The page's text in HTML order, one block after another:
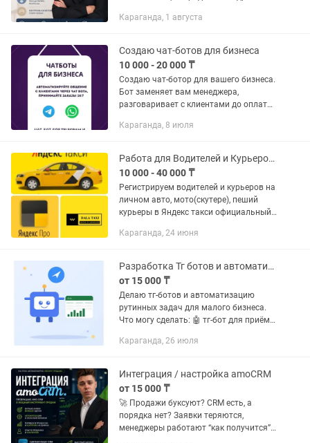
amoCRM от 120 тысяч настройка CRM с
Караганда, 1 августа
Создаю чат-ботов для бизнеса
10 000 - 20 000 ₸
Создаю чат-ботоp для вашего бизнеса.
Бот заменяет вам менеджера,
разговаривает с клиентами до оплаты
эффективнее работника и не требует
Караганда, 8 июля
Работа для Водителей и Курьеров на Яндекс Про
10 000 - 40 000 ₸
Регистрируем водителей и курьеров на
личном авто, мото(скутере), пеший
курьеры в Яндекс такси официальный
регистрация по за 5 минут.
водительские...
Караганда, 24 июня
Разработка Тг ботов и автоматизация для бизнеса
от 15 000 ₸
Делаю тг-ботов и автоматизацию
рутинных задач для малого бизнеса.
Что могу сделать: 🤖 тг-бот для приёма
услугу из каталога, оформляет заказ,
Караганда, 26 июля
Интеграция / настройка amoCRM
от 15 000 ₸
🚀 Продажи буксуют? CRM есть, а
порядка нет? Заявки теряются,
менеджеры работают “как получится”,